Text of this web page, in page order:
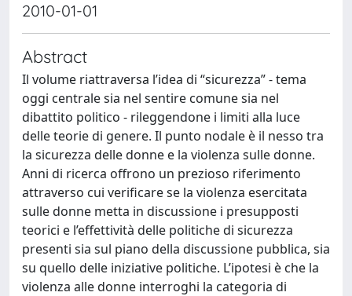
2010-01-01
Abstract
Il volume riattraversa l’idea di “sicurezza” - tema
oggi centrale sia nel sentire comune sia nel
dibattito politico - rileggendone i limiti alla luce
delle teorie di genere. Il punto nodale è il nesso tra
la sicurezza delle donne e la violenza sulle donne.
Anni di ricerca offrono un prezioso riferimento
attraverso cui verificare se la violenza esercitata
sulle donne metta in discussione i presupposti
teorici e l’effettività delle politiche di sicurezza
presenti sia sul piano della discussione pubblica, sia
su quello delle iniziative politiche. L’ipotesi è che la
violenza alle donne interroghi la categoria di